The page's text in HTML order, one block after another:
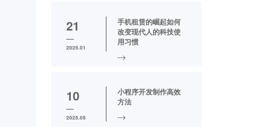
21
2025.01
手机租赁的崛起如何
改变现代人的科技使
用习惯
10
2025.05
小程序开发制作高效
方法